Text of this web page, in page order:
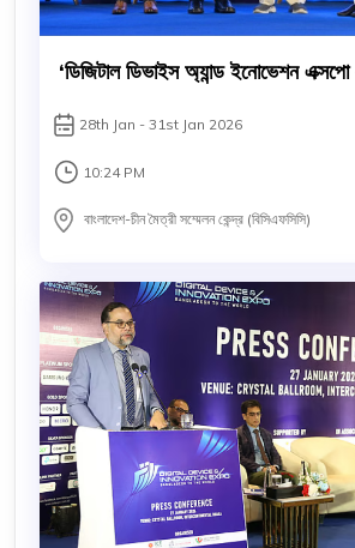
‘ডিজিটাল ডিভাইস অ্যান্ড ইনোভেশন
28th Jan - 31st Jan 2026
10:24 PM
বাংলাদেশ-চীন মৈত্রী সম্মেলন কেন্দ্র (বিসিএফসিসি)